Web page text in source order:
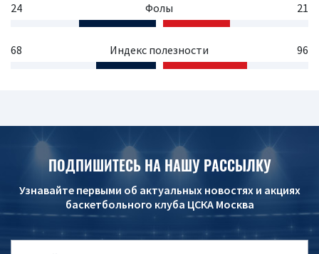
24 Фолы 21
68 Индекс полезности 96
ПОДПИШИТЕСЬ НА НАШУ РАССЫЛКУ
Узнавайте первыми об актуальных новостях и акциях
баскетбольного клуба ЦСКА Москва